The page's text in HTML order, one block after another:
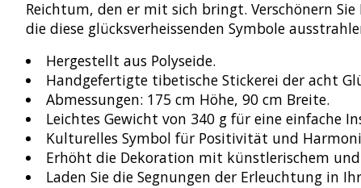
Reichtum, den er mit sich bringt. Verschönern
die diese glücksverheissenden Symbole
Hergestellt aus Polyseide.
Handgefertigte tibetische Stickerei der acht
Abmessungen: 175 cm Höhe, 90 cm Breite.
Leichtes Gewicht von 340 g für eine einfache
Kulturelles Symbol für Positivität und
Erhöht die Dekoration mit künstlerischem
Laden Sie die Segnungen der Erleuchtung in